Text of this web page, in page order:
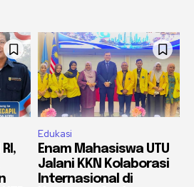
Edukasi
Enam Mahasiswa UTU
Jalani KKN Kolaborasi
Internasional di